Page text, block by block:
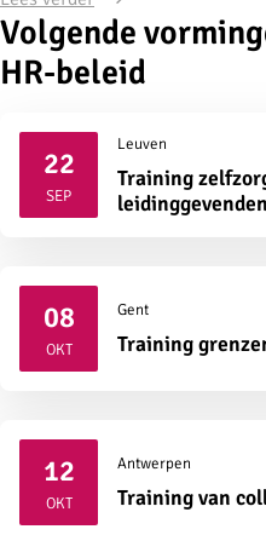
Volgende
HR-beleid
22
SEP2026
Leuven
Training
leidinggevenden
08
OKT2026
Gent
Training
12
OKT2026
Antwerpen
Training van